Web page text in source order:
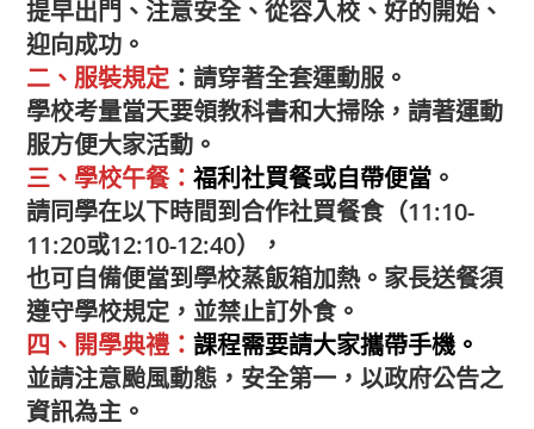
提早出門、注意安全、從容入校、好的開始、
迎向成功。
二、服裝規定：請穿著全套運動服。
學校考量當天要領教科書和大掃除，請著運動
服方便大家活動。
三、學校午餐：福利社買餐或自帶便當 。
請同學在以下時間到合作社買餐食（11:10-
11:20或12:10-12:40），
也可自備便當到學校蒸飯箱加熱。家長送餐須
遵守學校規定，並禁止訂外食。
四、開學典禮：課程需要請大家攜帶手機。
並請注意颱風動態，安全第一，以政府公告之
資訊為主。